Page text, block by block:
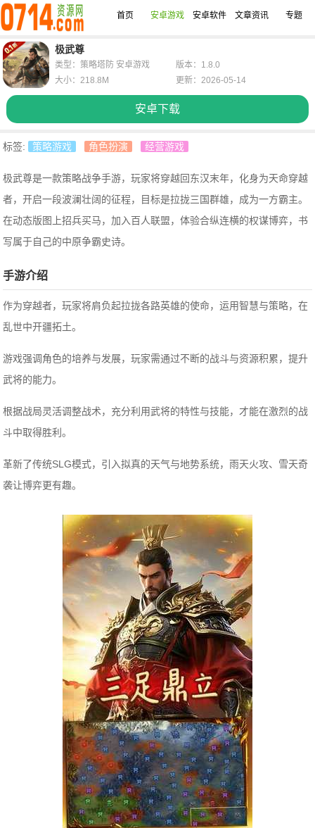
首页 安卓游戏 安卓软件 文章资讯 专题
极武尊
安卓下载
类型：策略塔防 安卓游戏
版本：1.8.0
大小：218.8M
更新：2026-05-14
标签: 策略游戏 角色扮演 经营游戏
极武尊是一款策略战争手游，玩家将穿越回东汉末年，化身为天命穿越
者，开启一段波澜壮阔的征程，目标是拉拢三国群雄，成为一方霸主。
在动态版图上招兵买马，加入百人联盟，体验合纵连横的权谋博弈，书
写属于自己的中原争霸史诗。
手游介绍
作为穿越者，玩家将肩负起拉拢各路英雄的使命，运用智慧与策略，在
乱世中开疆拓土。
游戏强调角色的培养与发展，玩家需通过不断的战斗与资源积累，提升
武将的能力。
根据战局灵活调整战术，充分利用武将的特性与技能，才能在激烈的战
斗中取得胜利。
革新了传统SLG模式，引入拟真的天气与地势系统，雨天火攻、雪天奇
袭让博弈更有趣。